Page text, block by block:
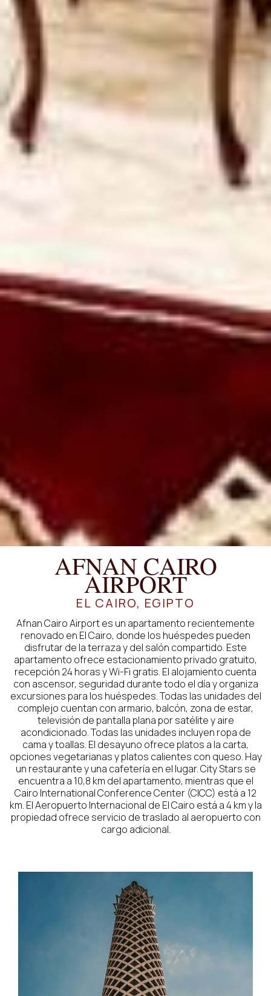
AFNAN CAIRO
AIRPORT
EL CAIRO, EGIPTO
Afnan Cairo Airport es un apartamento recientemente
renovado en El Cairo, donde los huéspedes pueden
disfrutar de la terraza y del salón compartido. Este
apartamento ofrece estacionamiento privado gratuito,
recepción 24 horas y Wi-Fi gratis. El alojamiento cuenta
con ascensor, seguridad durante todo el día y organiza
excursiones para los huéspedes. Todas las unidades del
complejo cuentan con armario, balcón, zona de estar,
televisión de pantalla plana por satélite y aire
acondicionado. Todas las unidades incluyen ropa de
cama y toallas. El desayuno ofrece platos a la carta,
opciones vegetarianas y platos calientes con queso. Hay
un restaurante y una cafetería en el lugar. City Stars se
encuentra a 10,8 km del apartamento, mientras que el
Cairo International Conference Center (CICC) está a 12
km. El Aeropuerto Internacional de El Cairo está a 4 km y la
propiedad ofrece servicio de traslado al aeropuerto con
cargo adicional.